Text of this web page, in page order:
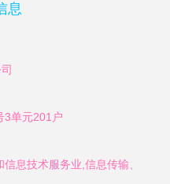
息
3单元201户
息技术服务业,信息传输、